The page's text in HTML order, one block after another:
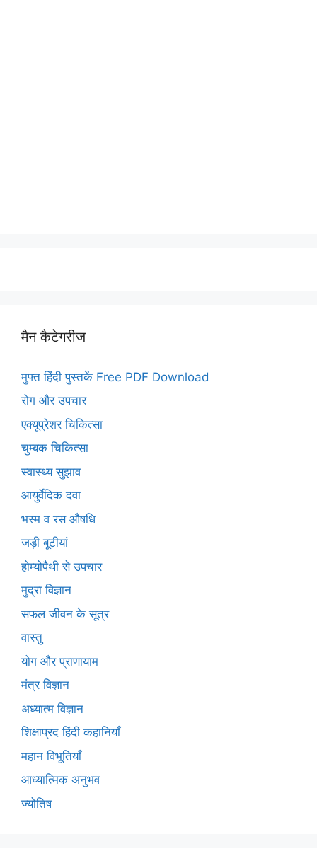
मैन कैटेगरीज
मुफ्त हिंदी पुस्तकें Free PDF Download
रोग और उपचार
एक्यूप्रेशर चिकित्सा
चुम्बक चिकित्सा
स्वास्थ्य सुझाव
आयुर्वेदिक दवा
भस्म व रस औषधि
जड़ी बूटीयां
होम्योपैथी से उपचार
मुद्रा विज्ञान
सफल जीवन के सूत्र
वास्तु
योग और प्राणायाम
मंत्र विज्ञान
अध्यात्म विज्ञान
शिक्षाप्रद हिंदी कहानियाँ
महान विभूतियाँ
आध्यात्मिक अनुभव
ज्योतिष